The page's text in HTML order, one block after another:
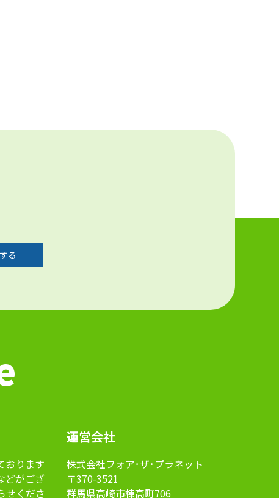
おります
どがござ
せくださ
運営会社
株式会社フォア･ザ･プラネット
〒370-3521
群馬県高崎市棟高町706